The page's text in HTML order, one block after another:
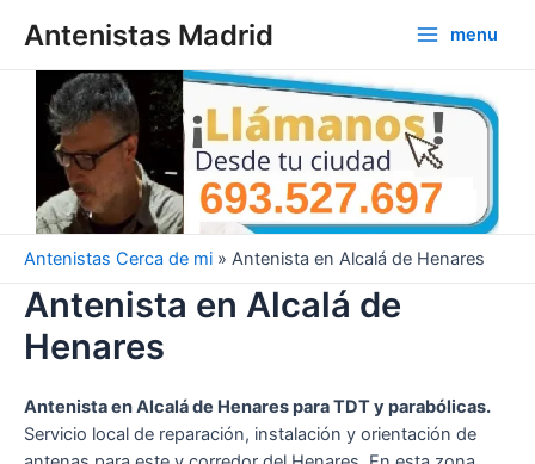
contenido
Antenistas Madrid
Menu
menu
Antenistas Cerca de mi » Antenista en Alcalá de Henares
Antenista en Alcalá de
Henares
Antenista en Alcalá de Henares para TDT y parabólicas.
Servicio local de reparación, instalación y orientación de